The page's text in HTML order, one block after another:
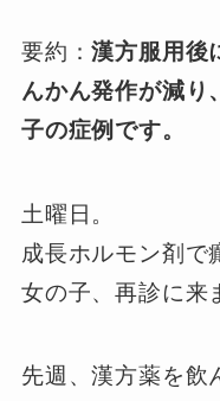
要約：漢方服用後
んかん発作が減り
子の症例です。
土曜日。
成長ホルモン剤で
女の子、再診に来
先週、漢方薬を飲